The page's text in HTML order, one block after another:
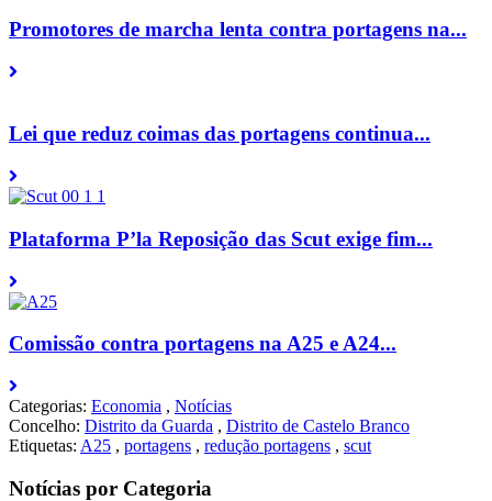
Promotores de marcha lenta contra portagens na...
Lei que reduz coimas das portagens continua...
Plataforma P’la Reposição das Scut exige fim...
Comissão contra portagens na A25 e A24...
Categorias: Economia , Notícias
Concelho: Distrito da Guarda , Distrito de Castelo Branco
Etiquetas: A25 , portagens , redução portagens , scut
Notícias por Categoria